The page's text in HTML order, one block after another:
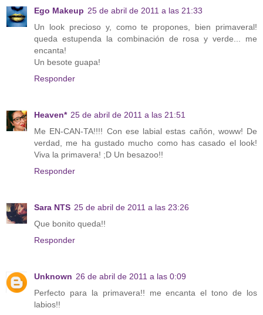
Ego Makeup 25 de abril de 2011 a las 21:33
Un look precioso y, como te propones, bien primaveral!
queda estupenda la combinación de rosa y verde... me
encanta!
Un besote guapa!
Responder
Heaven* 25 de abril de 2011 a las 21:51
Me EN-CAN-TA!!!! Con ese labial estas cañón, woww! De
verdad, me ha gustado mucho como has casado el look!
Viva la primavera! ;D Un besazoo!!
Responder
Sara NTS 25 de abril de 2011 a las 23:26
Que bonito queda!!
Responder
Unknown 26 de abril de 2011 a las 0:09
Perfecto para la primavera!! me encanta el tono de los
labios!!